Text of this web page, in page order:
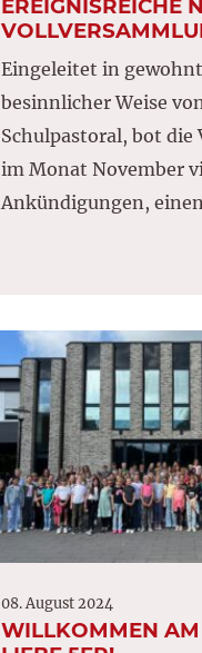
EREIGNISREICHE
Eingeleitet in
besinnlicher Weise
Schulpastoral, bot
im Monat November
Ankündigungen,
08. August 2024
WILLKOMMEN